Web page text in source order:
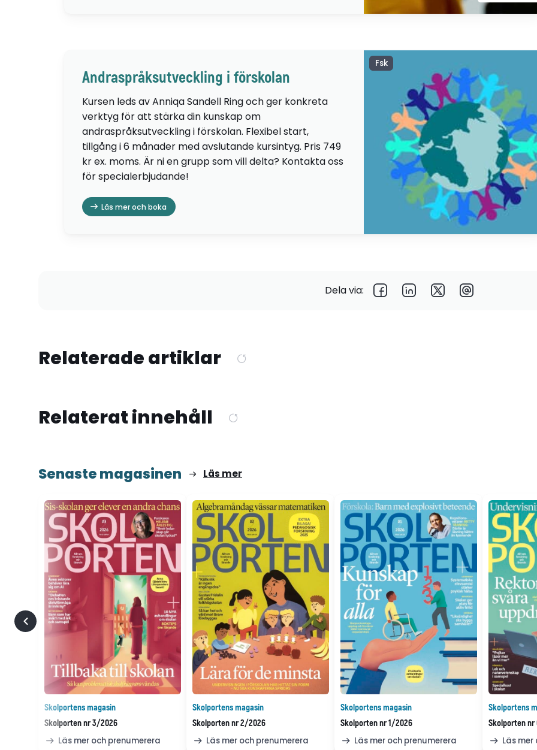
Andraspråksutveckling i förskolan
Kursen leds av Anniqa Sandell Ring och ger konkreta
verktyg för att stärka din kunskap om
andraspråksutveckling i förskolan. Flexibel start,
tillgång i 6 månader med avslutande kursintyg. Pris 749
kr ex. moms. Är ni en grupp som vill delta? Kontakta oss
för specialerbjudande!
Läs mer och boka
Fsk
Dela via:
Relaterade artiklar
Relaterat innehåll
Senaste magasinen Läs mer
Skolportens magasin
Skolporten nr 3/2026
Läs mer och prenumerera
Skolportens magasin
Skolporten nr 2/2026
Läs mer och prenumerera
Skolportens magasin
Skolporten nr 1/2026
Läs mer och prenumerera
Skolportens
Skolporten
Läs